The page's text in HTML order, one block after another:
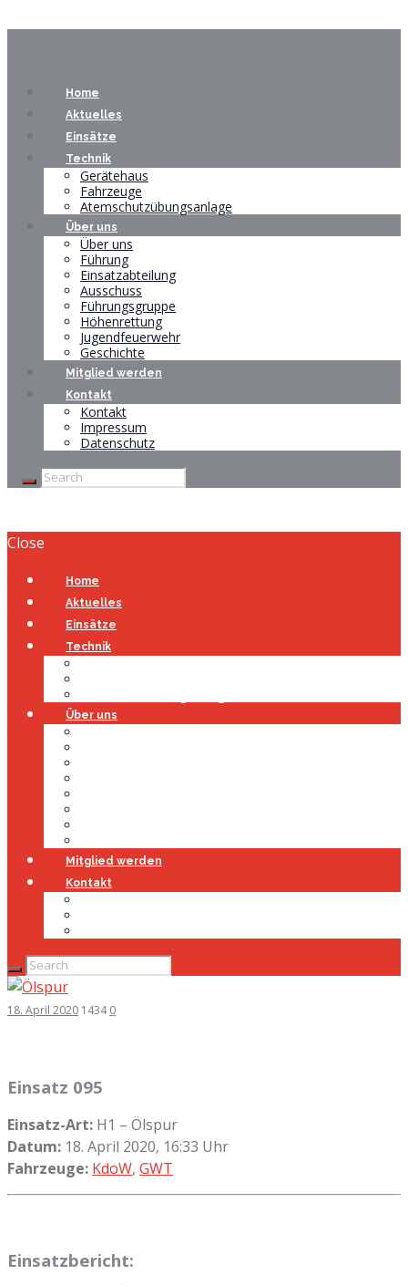
Home
Aktuelles
Einsätze
Technik
Gerätehaus
Fahrzeuge
Atemschutzübungsanlage
Über uns
Über uns
Führung
Einsatzabteilung
Ausschuss
Führungsgruppe
Höhenrettung
Jugendfeuerwehr
Geschichte
Mitglied werden
Kontakt
Kontakt
Impressum
Datenschutz
Close
Home
Aktuelles
Einsätze
Technik
Über uns
Mitglied werden
Kontakt
18. April 2020 1434 0
Einsatz 095
Einsatz-Art: H1 – Ölspur
Datum: 18. April 2020, 16:33 Uhr
Fahrzeuge: KdoW, GWT
Einsatzbericht: